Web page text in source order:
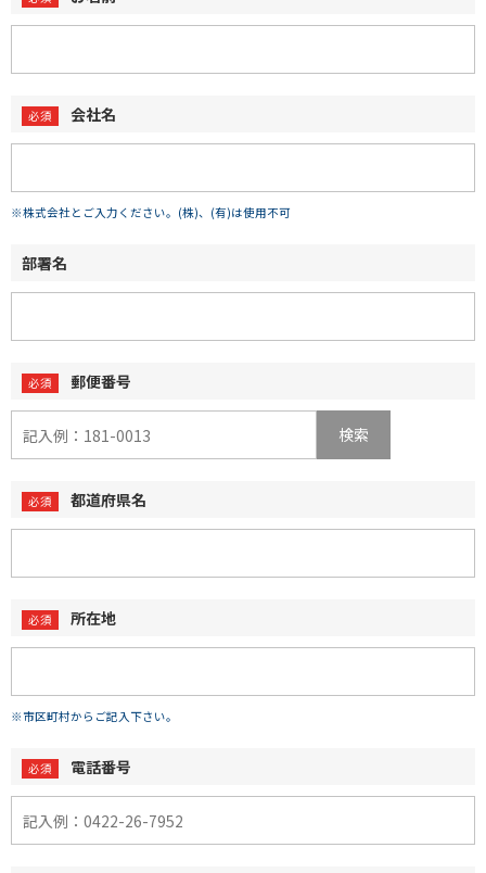
会社名
※株式会社とご入力ください。(株)、(有)は使用不可
部署名
郵便番号
検索
都道府県名
所在地
※市区町村からご記入下さい。
電話番号